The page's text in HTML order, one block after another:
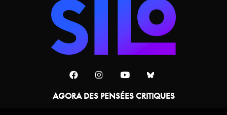
AGORA DES PENSÉES CRITIQUES